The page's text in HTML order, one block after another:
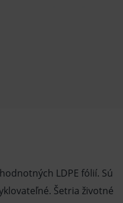
LDPE fólií. Sú
Šetria životné